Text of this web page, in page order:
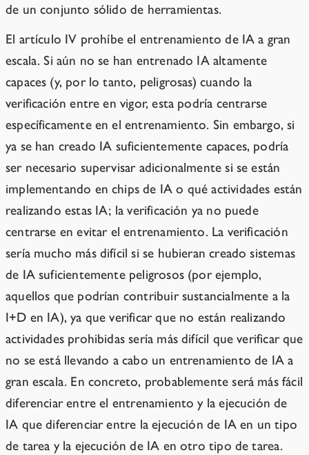
de un conjunto sólido de herramientas.
El artículo IV prohíbe el entrenamiento de IA a gran
escala. Si aún no se han entrenado IA altamente
capaces (y, por lo tanto, peligrosas) cuando la
verificación entre en vigor, esta podría centrarse
específicamente en el entrenamiento. Sin embargo, si
ya se han creado IA suficientemente capaces, podría
ser necesario supervisar adicionalmente si se están
implementando en chips de IA o qué actividades están
realizando estas IA; la verificación ya no puede
centrarse en evitar el entrenamiento. La verificación
sería mucho más difícil si se hubieran creado sistemas
de IA suficientemente peligrosos (por ejemplo,
aquellos que podrían contribuir sustancialmente a la
I+D en IA), ya que verificar que no están realizando
actividades prohibidas sería más difícil que verificar que
no se está llevando a cabo un entrenamiento de IA a
gran escala. En concreto, probablemente será más fácil
diferenciar entre el entrenamiento y la ejecución de
IA que diferenciar entre la ejecución de IA en un tipo
de tarea y la ejecución de IA en otro tipo de tarea.